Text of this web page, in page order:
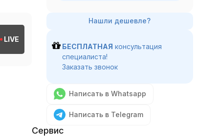
LIVE
БЕСПЛАТНАЯ консультация
специалиста!
Заказать звонок
Написать в Whatsapp
Написать в Telegram
Сервис